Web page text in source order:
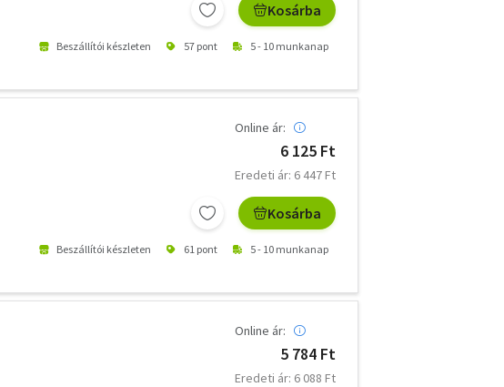
Kosárba
Beszállítói készleten 57 pont 5 - 10 munkanap
Online ár:
6 125 Ft
Eredeti ár: 6 447 Ft
Kosárba
Beszállítói készleten 61 pont 5 - 10 munkanap
Online ár:
5 784 Ft
Eredeti ár: 6 088 Ft